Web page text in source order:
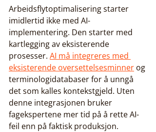
Arbeidsflytoptimalisering starter
imidlertid ikke med AI-
implementering. Den starter med
kartlegging av eksisterende
prosesser. AI må integreres med
eksisterende oversettelsesminner og
terminologidatabaser for å unngå
det som kalles kontekstgjeld. Uten
denne integrasjonen bruker
fagekspertene mer tid på å rette AI-
feil enn på faktisk produksjon.